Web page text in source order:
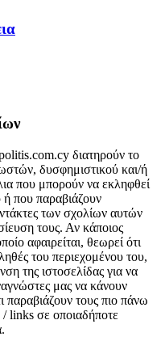
διατηρούν το
δυσφημιστικού και/ή
που μπορούν να εκληφθεί
ή που παραβιάζουν
των σχολίων αυτών
τους. Αν κάποιος
αφαιρείται, θεωρεί ότι
του περιεχομένου του,
της ιστοσελίδας για να
μας να κάνουν
παραβιάζουν τους πιο πάνω
links σε οποιαδήποτε